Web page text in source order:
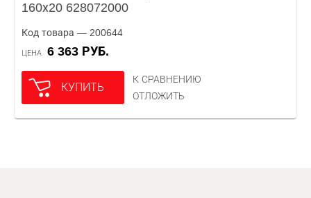
160х20 628072000
Код товара — 200644
ЦЕНА 6 363 РУБ.
КУПИТЬ
К СРАВНЕНИЮ
ОТЛОЖИТЬ